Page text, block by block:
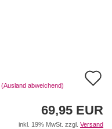
(Ausland abweichend)
69,95 EUR
inkl. 19% MwSt. zzgl. Versand